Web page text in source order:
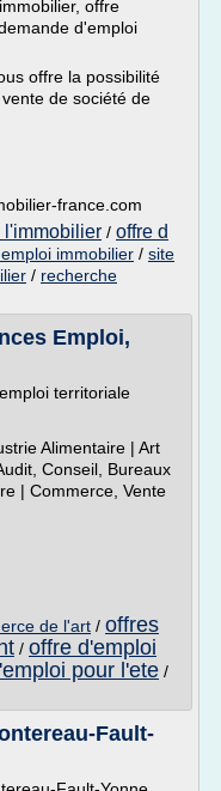
offre
d'emploi
offre la possibilité
de société de
france.com
l'immobilier / offre d
immobilier / site
/ recherche
Emploi,
territoriale
Alimentaire | Art
Conseil, Bureaux
| Commerce, Vente
de l'art / offres
/ offre d'emploi
pour l'ete /
Fault-